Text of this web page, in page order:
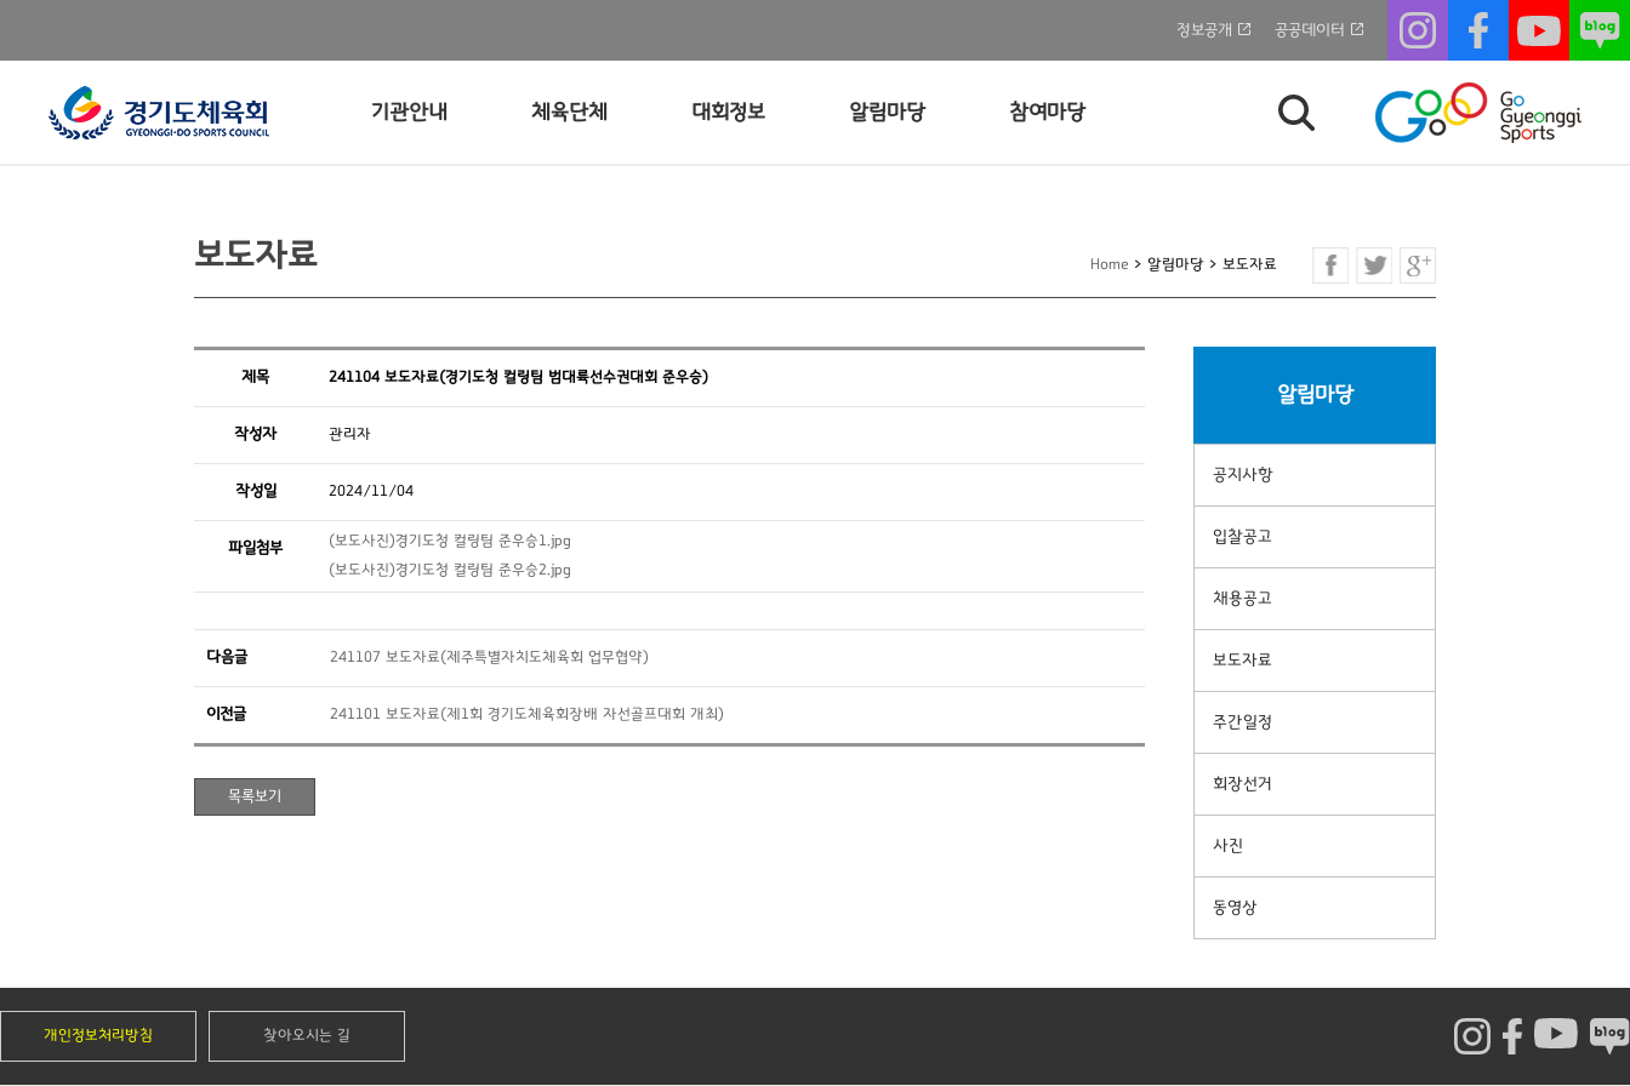
정보공개 공공데이터
기관안내 체육단체 대회정보 알림마당 참여마당
Home > 알림마당 > 보도자료
보도자료
알림마당
공지사항
입찰공고
채용공고
보도자료
주간일정
회장선거
사진
동영상
제목 241104 보도자료(경기도청 컬링팀 범대륙선수권대회 준우승)
작성자 관리자
작성일 2024/11/04
파일첨부
(보도사진)경기도청 컬링팀 준우승1.jpg
(보도사진)경기도청 컬링팀 준우승2.jpg
다음글 241107 보도자료(제주특별자치도체육회 업무협약)
이전글 241101 보도자료(제1회 경기도체육회장배 자선골프대회 개최)
개인정보처리방침 찾아오시는 길